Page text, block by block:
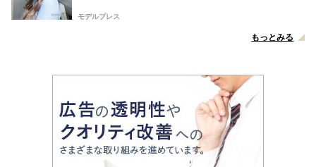
モデルプレス
もっとみる